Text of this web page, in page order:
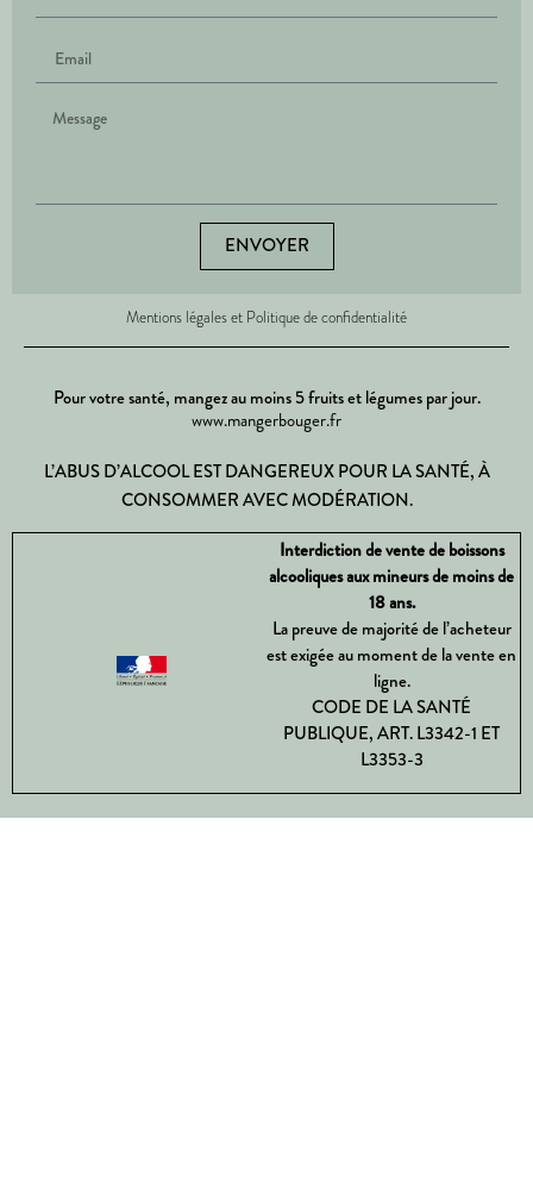
ENVOYER
Mentions légales et Politique de confidentialité
Pour votre santé, mangez au moins 5 fruits et légumes par jour.
www.mangerbouger.fr
L’ABUS D’ALCOOL EST DANGEREUX POUR LA SANTÉ, À
CONSOMMER AVEC MODÉRATION.
Interdiction de vente de boissons
alcooliques aux mineurs de moins de
18 ans.
La preuve de majorité de l’acheteur
est exigée au moment de la vente en
ligne.
CODE DE LA SANTÉ
PUBLIQUE, ART. L3342-1 ET
L3353-3